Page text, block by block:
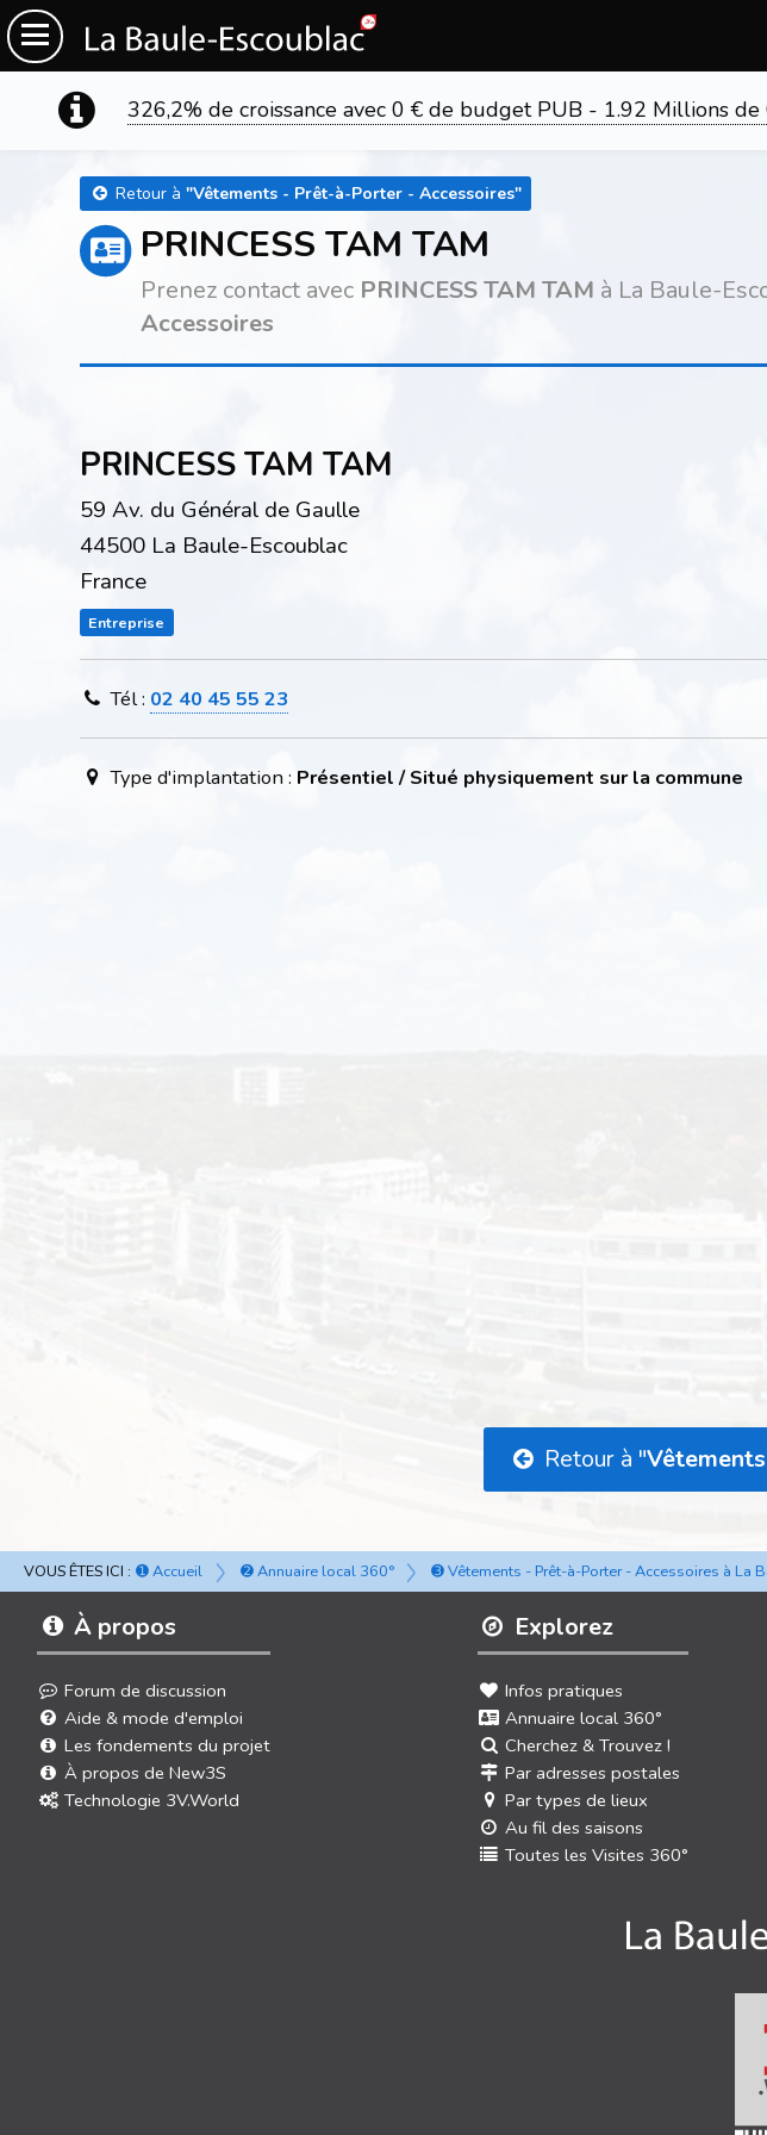
326,2% de croissance avec 0 € de budget PUB - 1.92 Millions
Retour à "Vêtements - Prêt-à-Porter - Accessoires"
PRINCESS TAM TAM
Prenez contact avec PRINCESS TAM TAM à La Baule-
Accessoires
PRINCESS TAM TAM
59 Av. du Général de Gaulle
44500 La Baule-Escoublac
France
Entreprise
Tél : 02 40 45 55 23
Type d'implantation : Présentiel / Situé physiquement sur la commune
Retour à "
VOUS ÊTES ICI : ➊ Accueil ➋ Annuaire local 360° ➌ Vêtements - Prêt-à-Porter - Accessoires à La
Explorez
Infos pratiques
Annuaire local 360°
Cherchez & Trouvez !
Par adresses postales
Par types de lieux
Au fil des saisons
Toutes les Visites 360°
À propos
Forum de discussion
Aide & mode d'emploi
Les fondements du projet
À propos de New3S
Technologie 3V.World